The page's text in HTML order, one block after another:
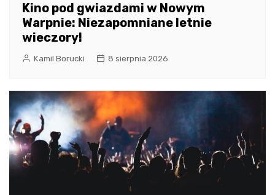
Kino pod gwiazdami w Nowym
Warpnie: Niezapomniane letnie
wieczory!
Kamil Borucki 8 sierpnia 2026